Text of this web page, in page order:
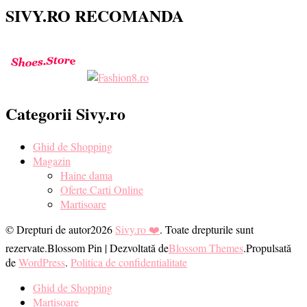
SIVY.RO RECOMANDA
Categorii Sivy.ro
Ghid de Shopping
Magazin
Haine dama
Oferte Carti Online
Martisoare
© Drepturi de autor2026 Sivy.ro ❤️. Toate drepturile sunt
rezervate.Blossom Pin | Dezvoltată deBlossom Themes.Propulsată
deWordPress. Politica de confidentialitate
Ghid de Shopping
Martisoare